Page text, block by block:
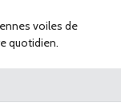
voiles de
quotidien.